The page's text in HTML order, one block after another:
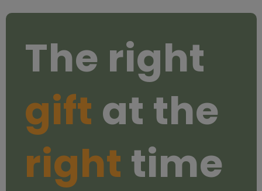
The right
gift at the
right time